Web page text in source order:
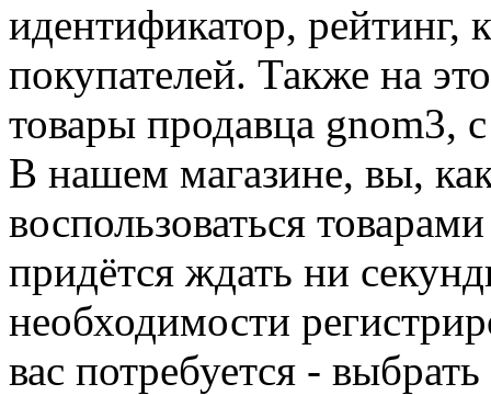
идентификатор, рейтинг,
покупателей. Также на
товары продавца gnom3,
В нашем магазине, вы,
воспользоваться
придётся ждать ни
необходимости
вас потребуется -